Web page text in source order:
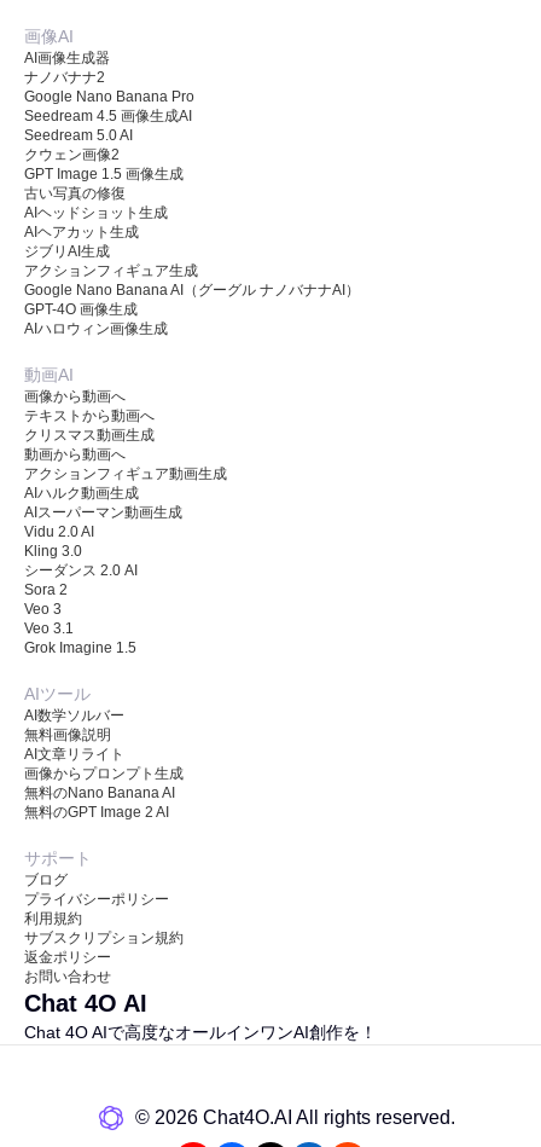
画像AI
AI画像生成器
ナノバナナ2
Google Nano Banana Pro
Seedream 4.5 画像生成AI
Seedream 5.0 AI
クウェン画像2
GPT Image 1.5 画像生成
古い写真の修復
AIヘッドショット生成
AIヘアカット生成
ジブリAI生成
アクションフィギュア生成
Google Nano Banana AI（グーグル ナノバナナAI）
GPT-4O 画像生成
AIハロウィン画像生成
動画AI
画像から動画へ
テキストから動画へ
クリスマス動画生成
動画から動画へ
アクションフィギュア動画生成
AIハルク動画生成
AIスーパーマン動画生成
Vidu 2.0 AI
Kling 3.0
シーダンス 2.0 AI
Sora 2
Veo 3
Veo 3.1
Grok Imagine 1.5
AIツール
AI数学ソルバー
無料画像説明
AI文章リライト
画像からプロンプト生成
無料のNano Banana AI
無料のGPT Image 2 AI
サポート
ブログ
プライバシーポリシー
利用規約
サブスクリプション規約
返金ポリシー
お問い合わせ
Chat 4O AI
Chat 4O AIで高度なオールインワンAI創作を！
©️ 2026 Chat4O.AI All rights reserved.